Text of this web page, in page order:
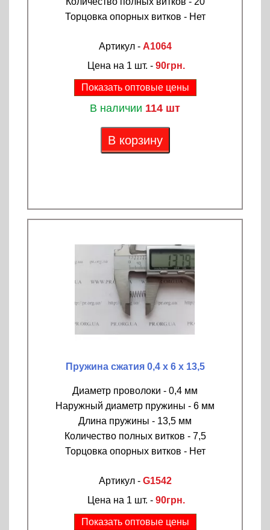
Торцовка опорных витков - Нет
Артикул - A1064
Цена на 1 шт. - 90грн.
Показать оптовые цены
В наличии 114 шт
В корзину
Пружина сжатия 0,4 х 6 х 13,5
Диаметр проволоки - 0,4 мм
Наружный диаметр пружины - 6 мм
Длина пружины - 13,5 мм
Количество полных витков - 7,5
Торцовка опорных витков - Нет
Артикул - G1542
Цена на 1 шт. - 90грн.
Показать оптовые цены